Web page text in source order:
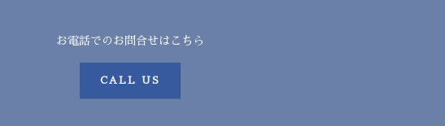
お電話でのお問合せはこちら
CALL US